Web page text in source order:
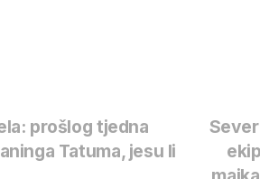
prošlog tjedna
Tatuma, jesu li